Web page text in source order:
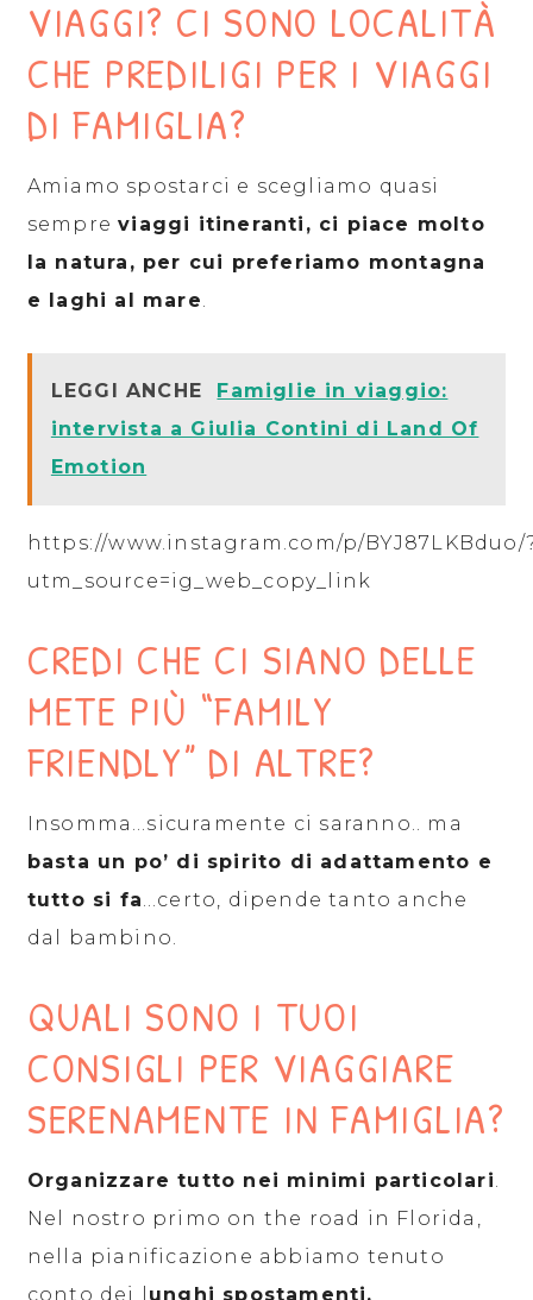
VIAGGI? CI SONO LOCALITÀ
CHE PREDILIGI PER I VIAGGI
DI FAMIGLIA?
Amiamo spostarci e scegliamo quasi
sempreviaggi itineranti, ci piace molto
la natura, per cui preferiamo montagna
e laghi al mare.
LEGGI ANCHE
Famiglie in viaggio:
intervista a Giulia Contini di Land Of
Emotion
https://www.instagram.com/p/BYJ87LKBduo/
utm_source=ig_web_copy_link
CREDI CHE CI SIANO DELLE
METE PIÙ “FAMILY
FRIENDLY” DI ALTRE?
Insomma…sicuramente ci saranno.. ma
basta un po’ di spirito di adattamento e
tutto si fa…certo, dipende tanto anche
dal bambino.
QUALI SONO I TUOI
CONSIGLI PER VIAGGIARE
SERENAMENTE IN FAMIGLIA?
Organizzare tutto nei minimi particolari.
Nel nostro primo on the road in Florida,
nella pianificazione abbiamo tenuto
conto dei l unghi spostamenti,